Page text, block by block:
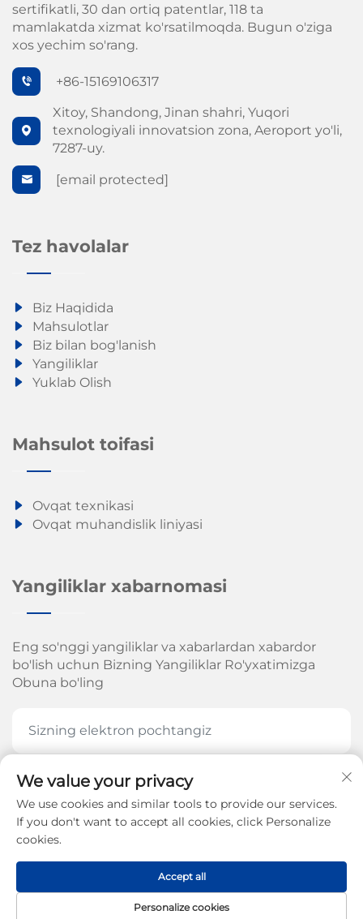
sertifikatli, 30 dan ortiq patentlar, 118 ta
mamlakatda xizmat ko'rsatilmoqda. Bugun o'ziga
xos yechim so'rang.
+86-15169106317
Xitoy, Shandong, Jinan shahri, Yuqori
texnologiyali innovatsion zona, Aeroport yo'li,
7287-uy.
[email protected]
Tez havolalar
Biz Haqidida
Mahsulotlar
Biz bilan bog'lanish
Yangiliklar
Yuklab Olish
Mahsulot toifasi
Ovqat texnikasi
Ovqat muhandislik liniyasi
Yangiliklar xabarnomasi
Eng so'nggi yangiliklar va xabarlardan xabardor
bo'lish uchun Bizning Yangiliklar Ro'yxatimizga
Obuna bo'ling
HOZIR OBUNA BOʻLING
Jinan Arrow Mexanika Kompaniyasi, MChJ. huquqi
2026-yil - Maxfiylik siyosati
We value your privacy
We use cookies and similar tools to provide our services.
If you don't want to accept all cookies, click Personalize
cookies.
Personalize cookies
Accept all